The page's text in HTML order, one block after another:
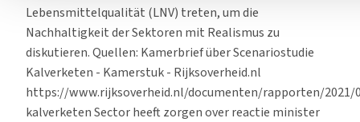
Lebensmittelqualität (LNV) treten, um die
Nachhaltigkeit der Sektoren mit Realismus zu
diskutieren. Quellen: Kamerbrief über Scenariostudie
Kalverketen - Kamerstuk - Rijksoverheid.nl
https://www.rijksoverheid.nl/documenten/rapporten/2021/
kalverketen Sector heeft zorgen over reactie minister